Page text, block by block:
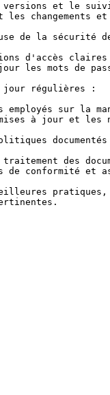
et le
les
de la sécurité
d'accès claires
les mots de
jour régulières :
employés sur la
à jour et
traitement des
de conformité et